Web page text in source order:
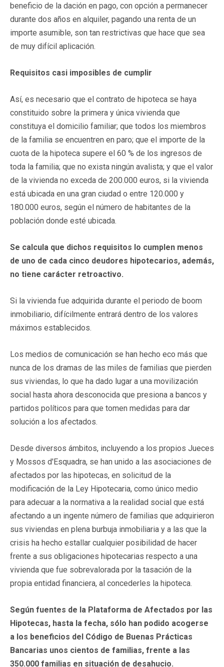
beneficio de la dación en pago, con opción a permanecer
durante dos años en alquiler, pagando una renta de un
importe asumible, son tan restrictivas que hace que sea
de muy difícil aplicación.
Requisitos casi imposibles de cumplir
Así, es necesario que el contrato de hipoteca se haya
constituido sobre la primera y única vivienda que
constituya el domicilio familiar; que todos los miembros
de la familia se encuentren en paro; que el importe de la
cuota de la hipoteca supere el 60 % de los ingresos de
toda la familia; que no exista ningún avalista; y que el valor
de la vivienda no exceda de 200.000 euros, si la vivienda
está ubicada en una gran ciudad o entre 120.000 y
180.000 euros, según el número de habitantes de la
población donde esté ubicada.
Se calcula que dichos requisitos lo cumplen menos
de uno de cada cinco deudores hipotecarios, además,
no tiene carácter retroactivo.
Si la vivienda fue adquirida durante el periodo de boom
inmobiliario, difícilmente entrará dentro de los valores
máximos establecidos.
Los medios de comunicación se han hecho eco más que
nunca de los dramas de las miles de familias que pierden
sus viviendas, lo que ha dado lugar a una movilización
social hasta ahora desconocida que presiona a bancos y
partidos políticos para que tomen medidas para dar
solución a los afectados.
Desde diversos ámbitos, incluyendo a los propios Jueces
y Mossos d'Esquadra, se han unido a las asociaciones de
afectados por las hipotecas, en solicitud de la
modificación de la Ley Hipotecaria, como único medio
para adecuar a la normativa a la realidad social que está
afectando a un ingente número de familias que adquirieron
sus viviendas en plena burbuja inmobiliaria y a las que la
crisis ha hecho estallar cualquier posibilidad de hacer
frente a sus obligaciones hipotecarias respecto a una
vivienda que fue sobrevalorada por la tasación de la
propia entidad financiera, al concederles la hipoteca.
Según fuentes de la Plataforma de Afectados por las
Hipotecas, hasta la fecha, sólo han podido acogerse
a los beneficios del Código de Buenas Prácticas
Bancarias unos cientos de familias, frente a las
350.000 familias en situación de desahucio.